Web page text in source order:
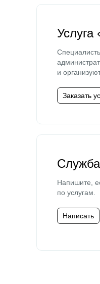
и
Заказать
Напишите,
по услугам.
Написать